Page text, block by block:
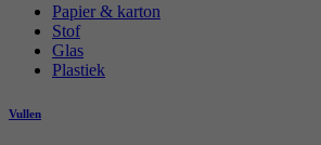
Papier & karton
Stof
Glas
Plastiek
Vullen